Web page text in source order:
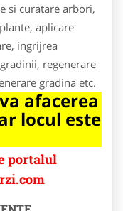
si curatare arbori,
aplicare
ingrijrea
regenerare
gradina etc.
afacerea
locul este
portalul